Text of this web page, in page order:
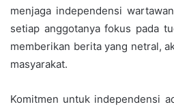
menjaga independensi
setiap anggotanya fokus pada
memberikan berita yang netral,
masyarakat.
Komitmen untuk independensi